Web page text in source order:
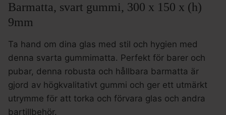
Barmatta, svart gummi, 300 x 150 x (h)
9mm
Ta hand om dina glas med stil och hygien med
denna svarta gummimatta. Perfekt för barer och
pubar, denna robusta och hållbara barmatta är
gjord av högkvalitativt gummi och ger ett utmärkt
utrymme för att torka och förvara glas och andra
bartillbehör.